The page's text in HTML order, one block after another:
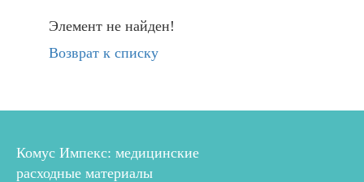
Элемент не найден!
Возврат к списку
Комус Импекс: медицинские
расходные материалы